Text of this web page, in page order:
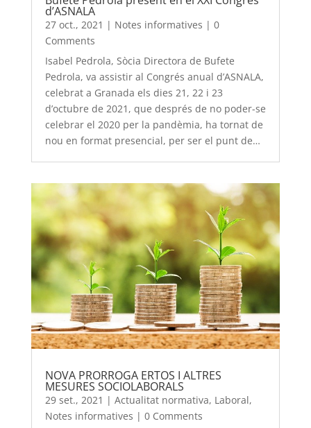
d’ASNALA
27 oct., 2021 | Notes informatives | 0
Comments
Isabel Pedrola, Sòcia Directora de Bufete
Pedrola, va assistir al Congrés anual d’ASNALA,
celebrat a Granada els dies 21, 22 i 23
d’octubre de 2021, que després de no poder-se
celebrar el 2020 per la pandèmia, ha tornat de
nou en format presencial, per ser el punt de…
NOVA PRORROGA ERTOS I ALTRES
MESURES SOCIOLABORALS
29 set., 2021 | Actualitat normativa, Laboral,
Notes informatives | 0 Comments